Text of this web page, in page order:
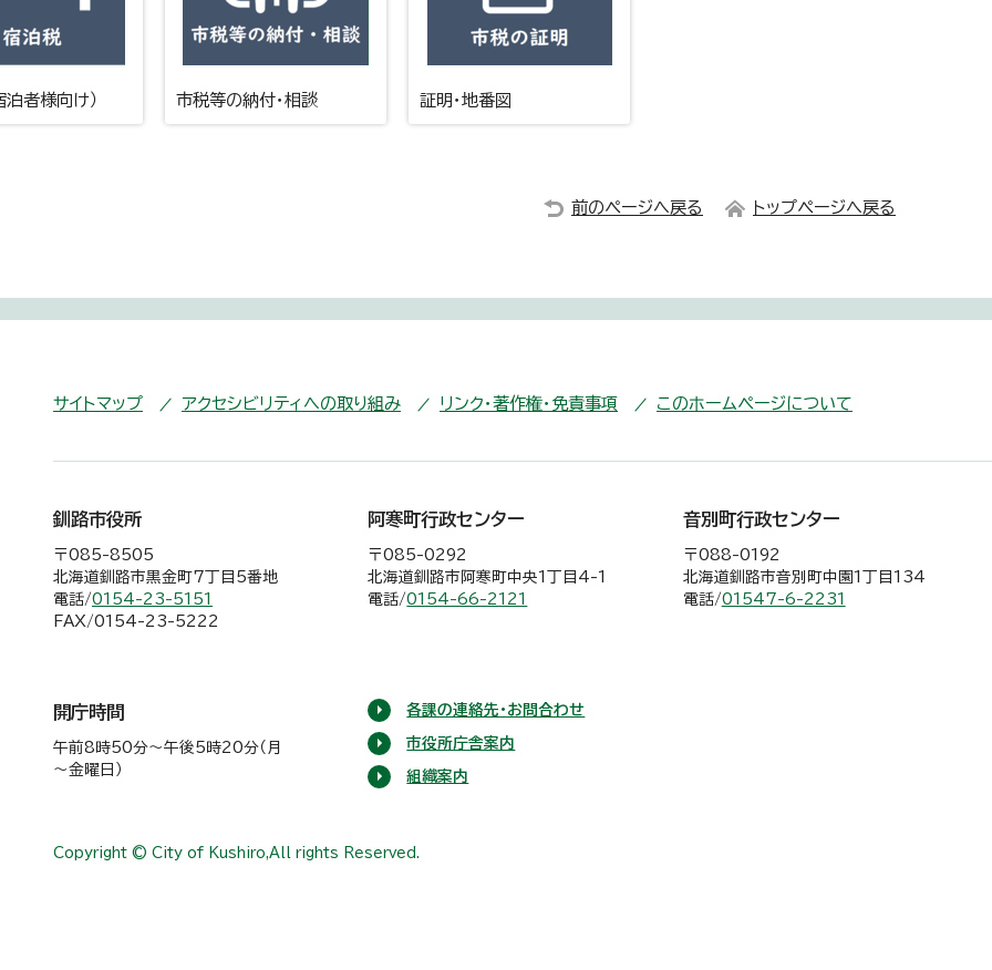
者様向け） 市税等の納付・相談 証明・地番図
前のページへ戻る トップページへ戻る
サイトマップ アクセシビリティへの取り組み リンク・著作権・免責事項 このホームページについて
釧路市役所
〒085-8505
北海道釧路市黒金町7丁目5番地
電話/0154-23-5151
FAX/0154-23-5222
阿寒町行政センター
〒085-0292
北海道釧路市阿寒町中央1丁目4-1
電話/0154-66-2121
音別町行政センター
〒088-0192
北海道釧路市音別町中園1丁目134
電話/01547-6-2231
開庁時間
午前8時50分～午後5時20分（月
～金曜日）
各課の連絡先・お問合わせ
市役所庁舎案内
組織案内
Copyright © City of Kushiro,All rights Reserved.